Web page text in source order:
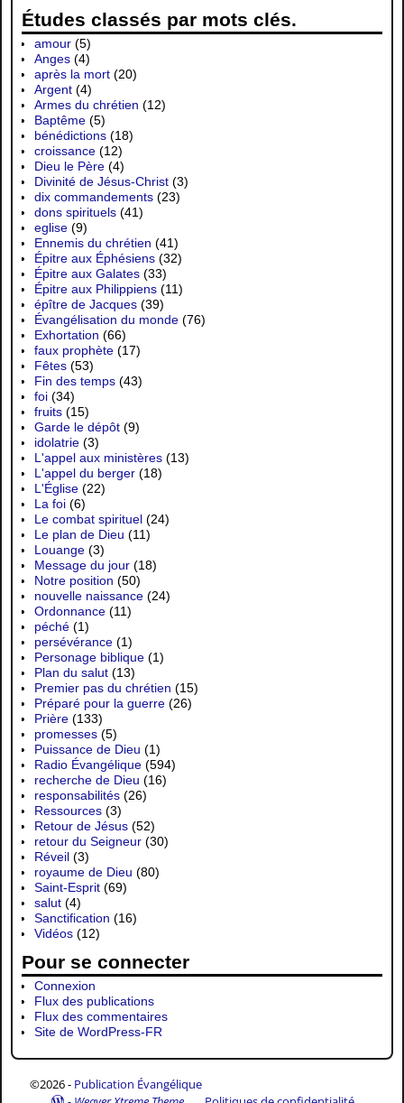
Études classés par mots clés.
amour (5)
Anges (4)
après la mort (20)
Argent (4)
Armes du chrétien (12)
Baptême (5)
bénédictions (18)
croissance (12)
Dieu le Père (4)
Divinité de Jésus-Christ (3)
dix commandements (23)
dons spirituels (41)
eglise (9)
Ennemis du chrétien (41)
Épitre aux Éphésiens (32)
Épitre aux Galates (33)
Épitre aux Philippiens (11)
épître de Jacques (39)
Évangélisation du monde (76)
Exhortation (66)
faux prophète (17)
Fêtes (53)
Fin des temps (43)
foi (34)
fruits (15)
Garde le dépôt (9)
idolatrie (3)
L'appel aux ministères (13)
L'appel du berger (18)
L'Église (22)
La foi (6)
Le combat spirituel (24)
Le plan de Dieu (11)
Louange (3)
Message du jour (18)
Notre position (50)
nouvelle naissance (24)
Ordonnance (11)
péché (1)
persévérance (1)
Personage biblique (1)
Plan du salut (13)
Premier pas du chrétien (15)
Préparé pour la guerre (26)
Prière (133)
promesses (5)
Puissance de Dieu (1)
Radio Évangélique (594)
recherche de Dieu (16)
responsabilités (26)
Ressources (3)
Retour de Jésus (52)
retour du Seigneur (30)
Réveil (3)
royaume de Dieu (80)
Saint-Esprit (69)
salut (4)
Sanctification (16)
Vidéos (12)
Pour se connecter
Connexion
Flux des publications
Flux des commentaires
Site de WordPress-FR
©2026 - Publication Évangélique